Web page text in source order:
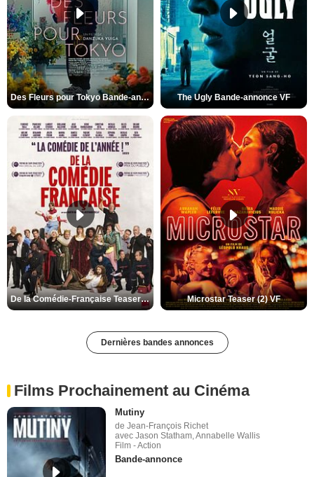
Des Fleurs pour Tokyo Bande-annonce VO STFR The Ugly Bande-annonce VF
De la Comédie-Française Teaser (3) VF Microstar Teaser (2) VF
Dernières bandes annonces
Films Prochainement au Cinéma
Mutiny
de Jean-François Richet
avec Jason Statham, Annabelle Wallis
Film - Action
Bande-annonce